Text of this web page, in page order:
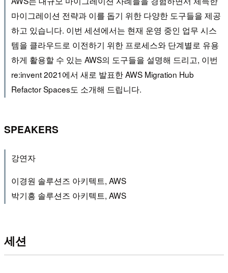
마이그레이션 전략과 이를 돕기 위한 다양한 도구들을 제공
하고 있습니다. 이번 세션에서는 현재 운영 중인 업무 시스
템을 클라우드로 이전하기 위한 프로세스와 단계별로 유용
하게 활용할 수 있는 AWS의 도구들을 설명해 드리고, 이번
re:invent 2021에서 새로 발표한 AWS Migration Hub
Refactor Spaces도 소개해 드립니다.
SPEAKERS
강연자
이경원 솔루션즈 아키텍트, AWS
박기흥 솔루션즈 아키텍트, AWS
세션